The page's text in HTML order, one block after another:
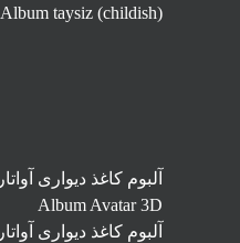
Album taysiz (childish)
Album Avatar 3D